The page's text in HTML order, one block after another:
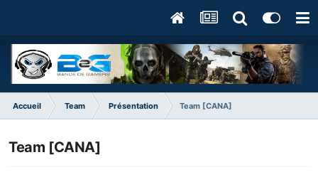
Accueil Team Présentation Team [CANA]
Team [CANA]